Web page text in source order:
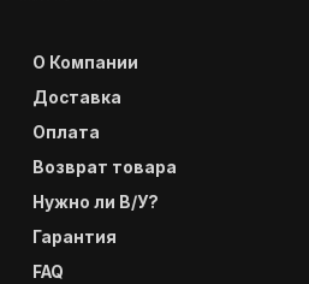
О Компании
Доставка
Оплата
Возврат товара
Нужно ли В/У?
Гарантия
FAQ